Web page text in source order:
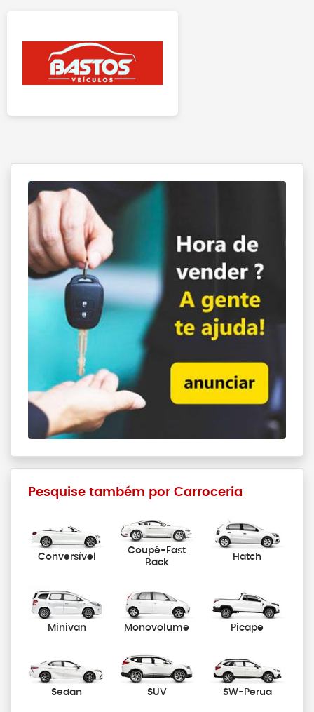
Pesquise também por Carroceria
Conversível
Coupé-Fast
Back
Hatch
Minivan Monovolume Picape
Sedan SUV SW-Perua